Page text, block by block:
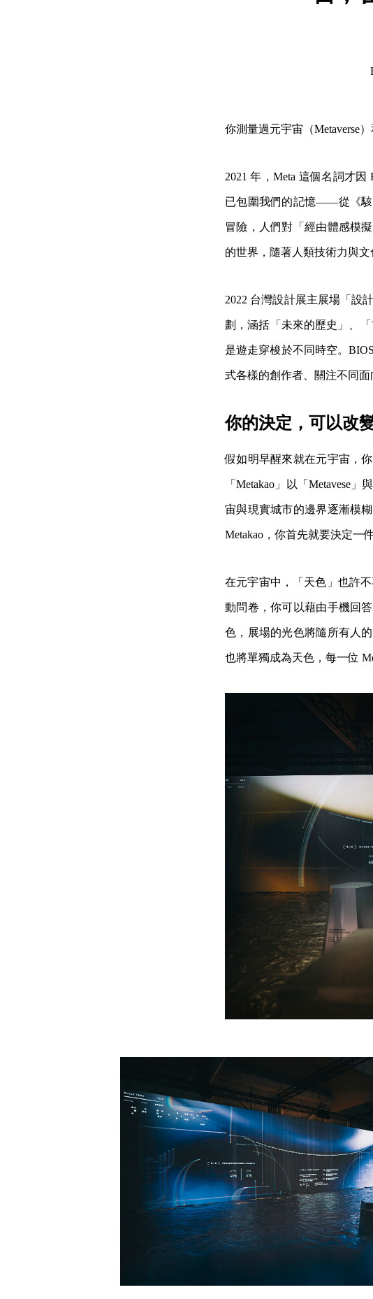
你測量過元宇宙（Metaverse
2021 年，Meta 這個名詞才
已包圍我們的記憶——從《駭
冒險，人們對「經由體感模
的世界，隨著人類技術力與
2022 台灣設計展主展場「設
劃，涵括「未來的歷史」、
是遊走穿梭於不同時空。
式各樣的創作者、關注不同面
你的決定，可以改
假如明早醒來就在元宇宙，
「Metakao」以「Metavese
宙與現實城市的邊界逐漸模
Metakao，你首先就要決定一
在元宇宙中，「天色」也許
動問卷，你可以藉由手機回
色，展場的光色將隨所有人
也將單獨成為天色，每一位